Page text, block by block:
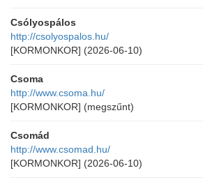
Csólyospálos
http://csolyospalos.hu/
[KORMONKOR] (2026-06-10)
Csoma
http://www.csoma.hu/
[KORMONKOR] (megszűnt)
Csomád
http://www.csomad.hu/
[KORMONKOR] (2026-06-10)